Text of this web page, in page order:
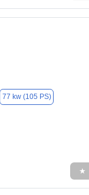
77 kw (105 PS)
★